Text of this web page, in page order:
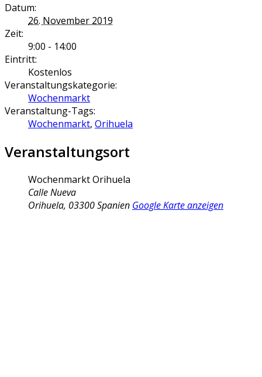
Datum:
26. November 2019
Zeit:
9:00 - 14:00
Eintritt:
Kostenlos
Veranstaltungskategorie:
Wochenmarkt
Veranstaltung-Tags:
Wochenmarkt, Orihuela
Veranstaltungsort
Wochenmarkt Orihuela
Calle Nueva
Orihuela, 03300Spanien Google Karte anzeigen